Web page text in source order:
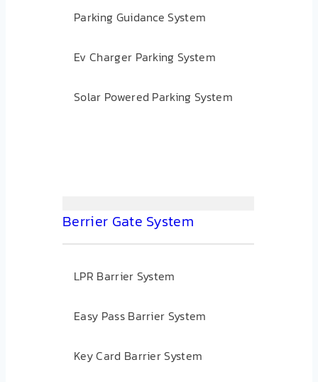
Parking Guidance System
Ev Charger Parking System
Solar Powered Parking System
Berrier Gate System
LPR Barrier System
Easy Pass Barrier System
Key Card Barrier System